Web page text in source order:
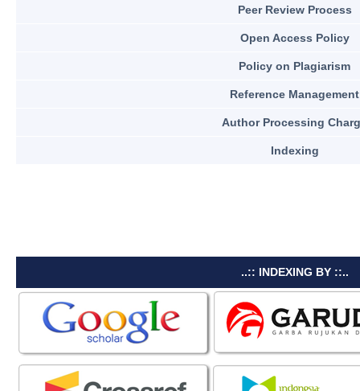
Peer Review Process
Open Access Policy
Policy on Plagiarism
Reference Management
Author Processing
Indexing
..:: INDEXING BY ::..